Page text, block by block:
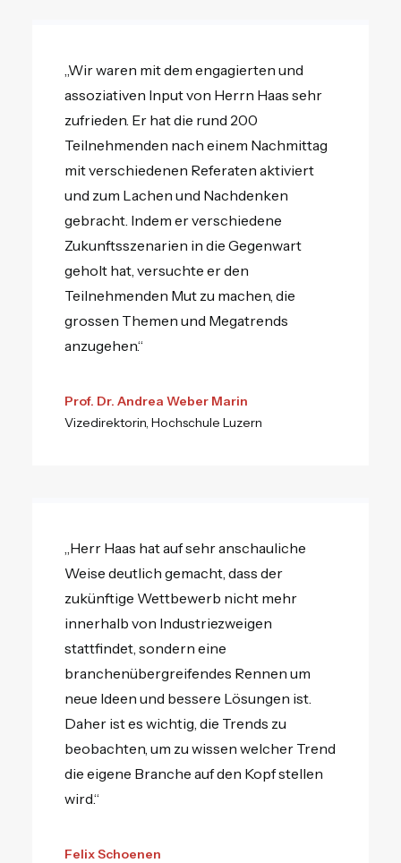
„Wir waren mit dem engagierten und
assoziativen Input von Herrn Haas sehr
zufrieden. Er hat die rund 200
Teilnehmenden nach einem Nachmittag
mit verschiedenen Referaten aktiviert
und zum Lachen und Nachdenken
gebracht. Indem er verschiedene
Zukunftsszenarien in die Gegenwart
geholt hat, versuchte er den
Teilnehmenden Mut zu machen, die
grossen Themen und Megatrends
anzugehen.“
Prof. Dr. Andrea Weber Marin
Vizedirektorin, Hochschule Luzern
„Herr Haas hat auf sehr anschauliche
Weise deutlich gemacht, dass der
zukünftige Wettbewerb nicht mehr
innerhalb von Industriezweigen
stattfindet, sondern eine
branchenübergreifendes Rennen um
neue Ideen und bessere Lösungen ist.
Daher ist es wichtig, die Trends zu
beobachten, um zu wissen welcher Trend
die eigene Branche auf den Kopf stellen
wird.“
Felix Schoenen